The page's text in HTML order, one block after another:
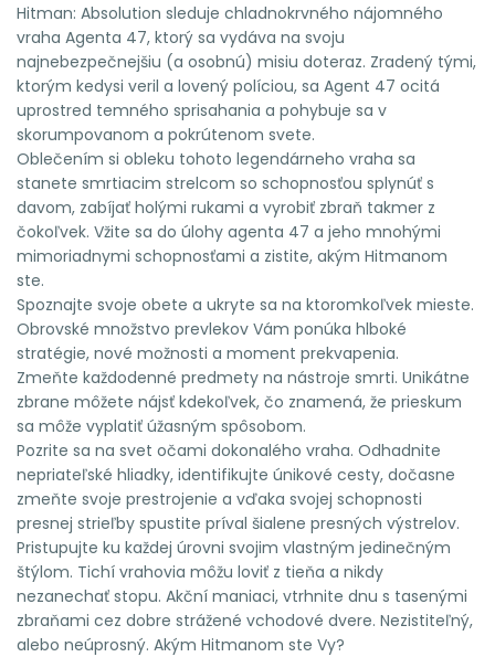
Hitman: Absolution sleduje chladnokrvného nájomného
vraha Agenta 47, ktorý sa vydáva na svoju
najnebezpečnejšiu (a osobnú) misiu doteraz. Zradený tými,
ktorým kedysi veril a lovený políciou, sa Agent 47 ocitá
uprostred temného sprisahania a pohybuje sa v
skorumpovanom a pokrútenom svete.
Oblečením si obleku tohoto legendárneho vraha sa
stanete smrtiacim strelcom so schopnosťou splynúť s
davom, zabíjať holými rukami a vyrobiť zbraň takmer z
čokoľvek. Vžite sa do úlohy agenta 47 a jeho mnohými
mimoriadnymi schopnosťami a zistite, akým Hitmanom
ste.
Spoznajte svoje obete a ukryte sa na ktoromkoľvek mieste.
Obrovské množstvo prevlekov Vám ponúka hlboké
stratégie, nové možnosti a moment prekvapenia.
Zmeňte každodenné predmety na nástroje smrti. Unikátne
zbrane môžete nájsť kdekoľvek, čo znamená, že prieskum
sa môže vyplatiť úžasným spôsobom.
Pozrite sa na svet očami dokonalého vraha. Odhadnite
nepriateľské hliadky, identifikujte únikové cesty, dočasne
zmeňte svoje prestrojenie a vďaka svojej schopnosti
presnej strieľby spustite príval šialene presných výstrelov.
Pristupujte ku každej úrovni svojim vlastným jedinečným
štýlom. Tichí vrahovia môžu loviť z tieňa a nikdy
nezanechať stopu. Akční maniaci, vtrhnite dnu s tasenými
zbraňami cez dobre strážené vchodové dvere. Nezistiteľný,
alebo neúprosný. Akým Hitmanom ste Vy?